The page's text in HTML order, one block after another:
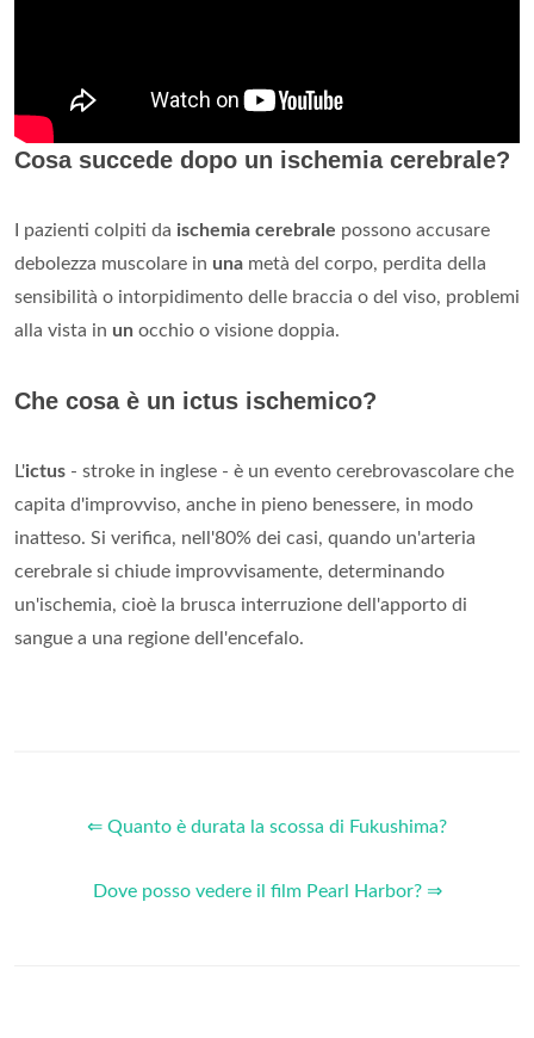
Cosa succede dopo un ischemia cerebrale?
I pazienti colpiti da ischemia cerebrale possono accusare
debolezza muscolare in una metà del corpo, perdita della
sensibilità o intorpidimento delle braccia o del viso, problemi
alla vista in un occhio o visione doppia.
Che cosa è un ictus ischemico?
L'ictus - stroke in inglese - è un evento cerebrovascolare che
capita d'improvviso, anche in pieno benessere, in modo
inatteso. Si verifica, nell'80% dei casi, quando un'arteria
cerebrale si chiude improvvisamente, determinando
un'ischemia, cioè la brusca interruzione dell'apporto di
sangue a una regione dell'encefalo.
⇐ Quanto è durata la scossa di Fukushima?
Dove posso vedere il film Pearl Harbor? ⇒